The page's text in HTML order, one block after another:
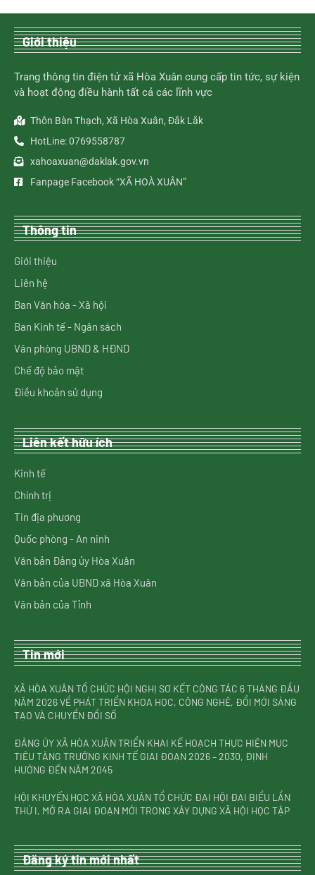
Giới thiệu
Trang thông tin điện tử xã Hòa Xuân cung cấp tin tức, sự kiện
và hoạt động điều hành tất cả các lĩnh vực
Thôn Bàn Thạch, Xã Hòa Xuân, Đắk Lắk
HotLine: 0769558787
xahoaxuan@daklak.gov.vn
Fanpage Facebook “XÃ HOÀ XUÂN”
Thông tin
Giới thiệu
Liên hệ
Ban Văn hóa - Xã hội
Ban Kinh tế - Ngân sách
Văn phòng UBND & HĐND
Chế độ bảo mật
Điều khoản sử dụng
Liên kết hữu ích
Kinh tế
Chính trị
Tin địa phương
Quốc phòng - An ninh
Văn bản Đảng ủy Hòa Xuân
Văn bản của UBND xã Hòa Xuân
Văn bản của Tỉnh
Tin mới
XÃ HÒA XUÂN TỔ CHỨC HỘI NGHỊ SƠ KẾT CÔNG TÁC 6 THÁNG ĐẦU
NĂM 2026 VỀ PHÁT TRIỂN KHOA HỌC, CÔNG NGHỆ, ĐỔI MỚI SÁNG
TẠO VÀ CHUYỂN ĐỔI SỐ
ĐẢNG ỦY XÃ HÒA XUÂN TRIỂN KHAI KẾ HOẠCH THỰC HIỆN MỤC
TIÊU TĂNG TRƯỞNG KINH TẾ GIAI ĐOẠN 2026 – 2030, ĐỊNH
HƯỚNG ĐẾN NĂM 2045
HỘI KHUYẾN HỌC XÃ HÒA XUÂN TỔ CHỨC ĐẠI HỘI ĐẠI BIỂU LẦN
THỨ I, MỞ RA GIAI ĐOẠN MỚI TRONG XÂY DỰNG XÃ HỘI HỌC TẬP
Đăng ký tin mới nhất